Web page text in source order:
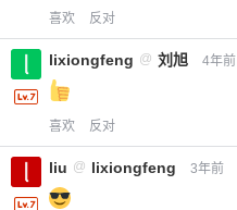
喜欢 反对
lixiongfeng @ 刘旭 4年前
喜欢 反对
liu @ lixiongfeng 3年前